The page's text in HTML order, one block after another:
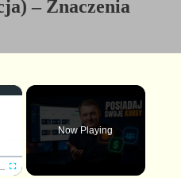
– Znaczenia
×
Now Playing